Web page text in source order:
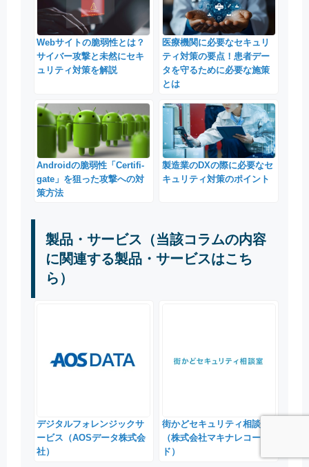
Webサイトの脆弱性とは？
サイバー攻撃と未然にセキ
ュリティ対策を解説
医療機関に必要なセキュリ
ティ対策の要点！患者デー
タを守るために必要な施策
とは
Androidの脆弱性「Certifi-
gate」を狙った攻撃への対
策方法
製造業のDXの際に必要なセ
キュリティ対策のポイント
製品・サービス（当該コラムの内容
に関連する製品・サービスはこち
ら）
デジタルフォレンジックサ
ービス（AOSデータ株式会
社）
街かどセキュリティ相談室
（株式会社マキナレコー
ド）